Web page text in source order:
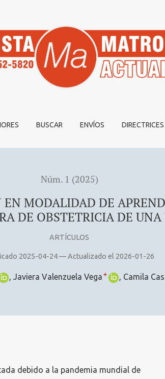
SEMIPRESENCIAL EN
BUSCAR ENVÍOS DIRECTRICES
Núm. 1 (2025)
MODALIDAD DE
DE OBSTETRICIA DE
ARTÍCULOS
2025-04-24 — Actualizado el 2026-01-26
Javiera Valenzuela Vega + Camila
debido a la pandemia mundial de